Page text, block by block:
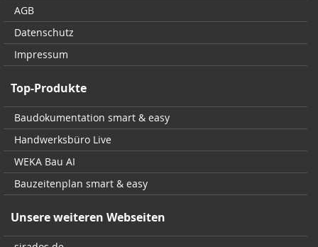
AGB
Datenschutz
Impressum
Top-Produkte
Baudokumentation smart & easy
Handwerksbüro Live
WEKA Bau AI
Bauzeitenplan smart & easy
Unsere weiteren Webseiten